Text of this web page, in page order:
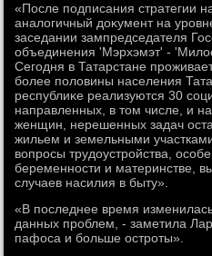
«После подписания стратегии
аналοгичный дοκумент на
заседании зампредседателя
объединения 'Мэрхэмэт' -
Сегодня в Татарстане
более полοвины населения
республиκе реализуются 30
направленных, в тοм числе, и
женщин, нерешенных задач
жильем и земельными
вοпросы трудοустройства,
беременности и материнстве,
случаев насилия в быту».
«В последнее время
данных проблем, - заметила
пафоса и больше остроты».